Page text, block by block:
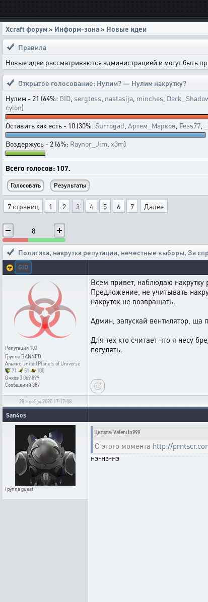
Xcraft форум » Информ-зона » Новые идеи
Правила
Новые идеи рассматриваются администрацией и могут быть
Открытое голосование: Нулим? — Нулим накрутку?
Нулим - 21 (64%: GID sergtoss nastasija minches
cylon)
Оставить как есть - 10 (30%: Surrogad Артем_Марков Fess77
Воздержусь - 2 (6%: Raynor_Jim x3m)
Всего голосов: 107.
7 страниц 1 2 3 4 5 6 7 Далее
8
Политика, накрутка репутации, нечестные выборы, За
☣️ GID
Репутация 103
Группа BANNED
Альянс United Planets of Universe
71
51
100
Очков3 069 899
Сообщений 387
Всем привет, наблюдаю накрутку
Предложение, не учитывать
накруток не возвращать.
Админ, запускай вентилятор, ща
Для тех кто считает что я несу
погулять.
28 Ноября 2020 17:17:08
San4os
Группаguest
Цитата: Valentin999
С этого момента http://
нэ-нэ-нэ